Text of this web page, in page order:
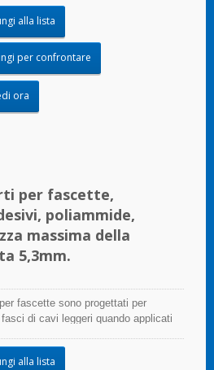
di grasso.
alla lista
per confrontare
ora
per fascette,
poliammide,
massima della
5,3mm.
fascette sono progettati per
di cavi leggeri quando applicati
di grasso.
alla lista